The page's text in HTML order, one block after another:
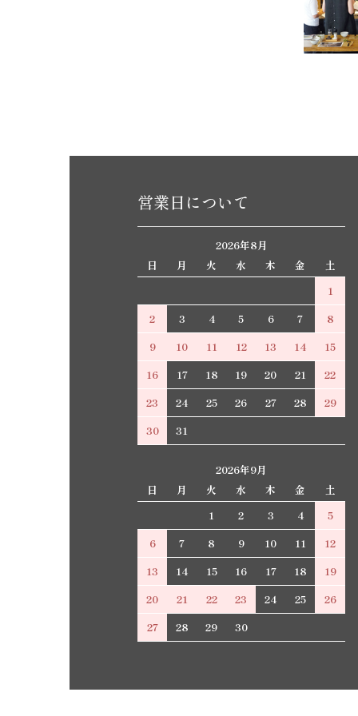
営業日について
2026年8月
日
月 火 水 木 金
土
1
2
3 4 5 6 7
8
9
10 11 12 13 14
15
16
17 18 19 20 21
22
23
24 25 26 27 28
29
30
31
2026年9月
日
月 火 水 木 金
土
1
2 3 4
5
6
7 8 9 10 11
12
13
14 15 16 17 18
19
20
21 22 23 24 25
26
27
28 29 30